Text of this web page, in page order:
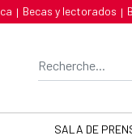
| Becas y lectorados |
SALA DE